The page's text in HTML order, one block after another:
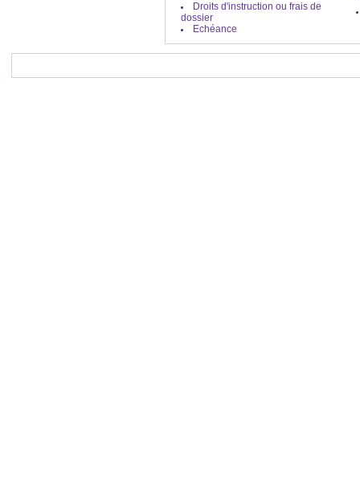
Droits d'instruction ou frais de
dossier
Echéance